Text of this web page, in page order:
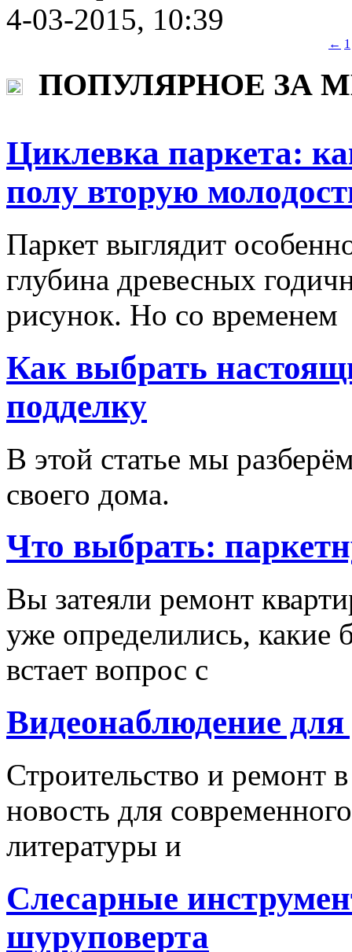
4-03-2015, 10:39
← 1
ПОПУЛЯРНОЕ ЗА
Циклевка паркета:
полу вторую
Паркет выглядит
глубина древесных
рисунок. Но со временем
Как выбрать
подделку
В этой статье мы
своего дома.
Что выбрать:
Вы затеяли ремонт
уже определились, какие
встает вопрос с
Видеонаблюдение
Строительство и ремонт
новость для
литературы и
Слесарные
шуруповерта